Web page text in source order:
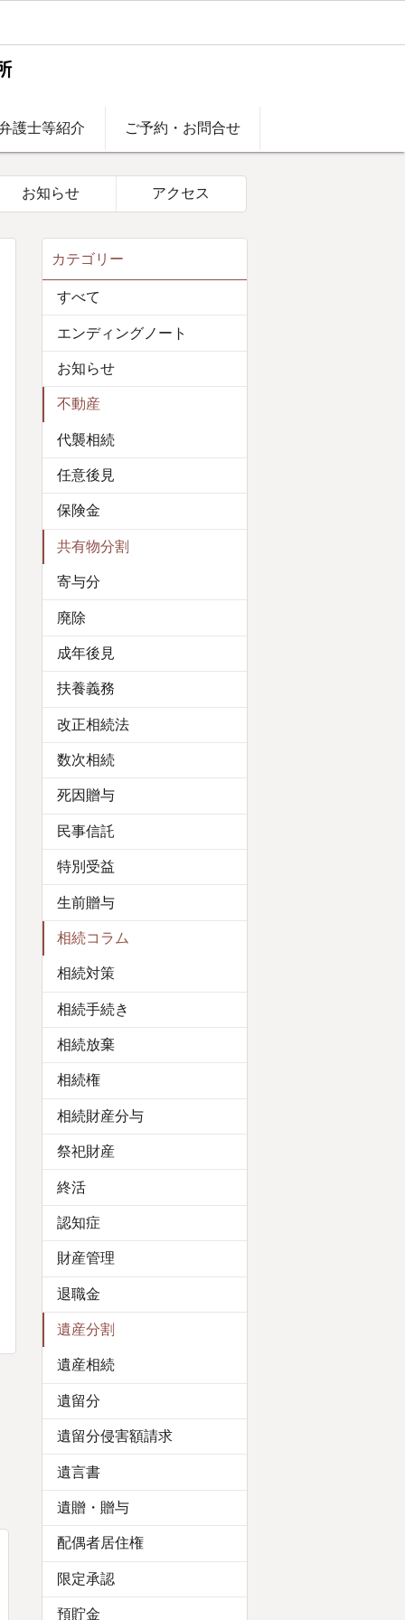
護士等紹介 ご予約・お問合せ
お知らせ アクセス
カテゴリー
すべて
エンディングノート
お知らせ
不動産
代襲相続
任意後見
保険金
共有物分割
寄与分
廃除
成年後見
扶養義務
改正相続法
数次相続
死因贈与
民事信託
特別受益
生前贈与
相続コラム
相続対策
相続手続き
相続放棄
相続権
相続財産分与
祭祀財産
終活
認知症
財産管理
退職金
遺産分割
遺産相続
遺留分
遺留分侵害額請求
遺言書
遺贈・贈与
配偶者居住権
限定承認
預貯金